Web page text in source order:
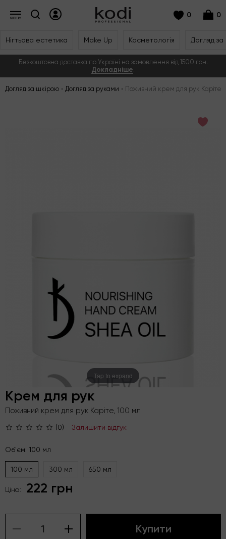
0 0
Нігтьова естетика Make Up Косметологія Догляд
Безкоштовна доставка по Україні на замовлення від 1500 грн.
Докладніше.
Догляд за шкірою Догляд за руками Поживний крем для рук Каріте,
Tap to expand
Крем для рук
Поживний крем для рук Каріте, 100 мл
(0) Залишити відгук
Об'єм: 100 мл
100 мл 300 мл 650 мл
Ціна: 222 грн
Купити